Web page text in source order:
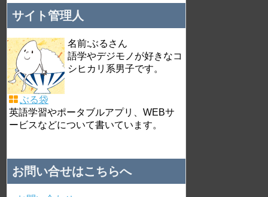
サイト管理人
名前:ぶるさん
語学やデジモノが好きなコ
シヒカリ系男子です。
ぶる袋
英語学習やポータブルアプリ、WEBサ
ービスなどについて書いています。
お問い合せはこちらへ